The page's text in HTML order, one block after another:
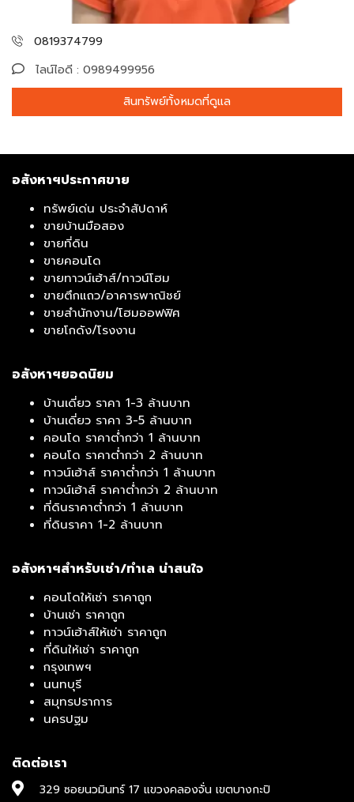
0819374799
ไลน์ไอดี : 0989499956
สินทรัพย์ทั้งหมดที่ดูแล
อสังหาฯประกาศขาย
ทรัพย์เด่น ประจำสัปดาห์
ขายบ้านมือสอง
ขายที่ดิน
ขายคอนโด
ขายทาวน์เฮ้าส์/ทาวน์โฮม
ขายตึกแถว/อาคารพาณิชย์
ขายสำนักงาน/โฮมออฟฟิศ
ขายโกดัง/โรงงาน
อสังหาฯยอดนิยม
บ้านเดี่ยว ราคา 1-3 ล้านบาท
บ้านเดี่ยว ราคา 3-5 ล้านบาท
คอนโด ราคาต่ำกว่า 1 ล้านบาท
คอนโด ราคาต่ำกว่า 2 ล้านบาท
ทาวน์เฮ้าส์ ราคาต่ำกว่า 1 ล้านบาท
ทาวน์เฮ้าส์ ราคาต่ำกว่า 2 ล้านบาท
ที่ดินราคาต่ำกว่า 1 ล้านบาท
ที่ดินราคา 1-2 ล้านบาท
อสังหาฯสำหรับเช่า/ทำเล น่าสนใจ
คอนโดให้เช่า ราคาถูก
บ้านเช่า ราคาถูก
ทาวน์เฮ้าส์ให้เช่า ราคาถูก
ที่ดินให้เช่า ราคาถูก
กรุงเทพฯ
นนทบุรี
สมุทรปราการ
นครปฐม
ติดต่อเรา
329 ซอยนวมินทร์ 17 แขวงคลองจั่น เขตบางกะปิ